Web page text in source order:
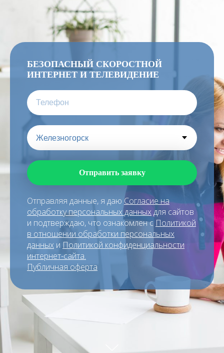
БЕЗОПАСНЫЙ СКОРОСТНОЙ
ИНТЕРНЕТ И ТЕЛЕВИДЕНИЕ
Отправить заявку
Отправляя данные, я даю Согласие на
обработку персональных данныхдля сайтов
и подтверждаю, что ознакомлен с Политикой
в отношении обработки персональных
данных и Политикой конфиденциальности
интернет-сайта.
Публичная оферта